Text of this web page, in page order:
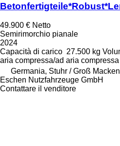
49.900 € Netto
Semirimorchio pianale
2024
Capacità di carico 27.500 kg
aria compressa/ad aria compressa
Germania, Stuhr / Groß
Eschen Nutzfahrzeuge GmbH
Contattare il venditore